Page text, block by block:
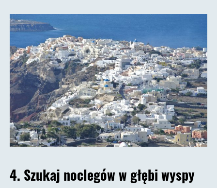
4. Szukaj noclegów w głębi wyspy